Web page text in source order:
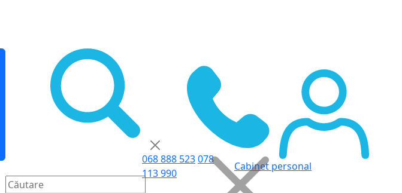
068 888 523078
113 990
Cabinet personal